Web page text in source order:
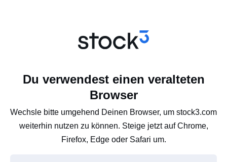
Du verwendest einen veralteten
Browser
Wechsle bitte umgehend Deinen Browser, um stock3.com
weiterhin nutzen zu können. Steige jetzt auf Chrome,
Firefox, Edge oder Safari um.